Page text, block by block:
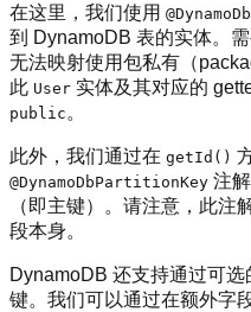
在这里，我们使用
到 DynamoDB 表的实体。
无法映射使用包私有（
此 User 实体及其对应的
public 。
此外，我们通过在 getId()
@DynamoDbPartitionKey 注
（即主键）。请注意，此注
段本身。
DynamoDB 还支持通过可
键。我们可以通过在额外字